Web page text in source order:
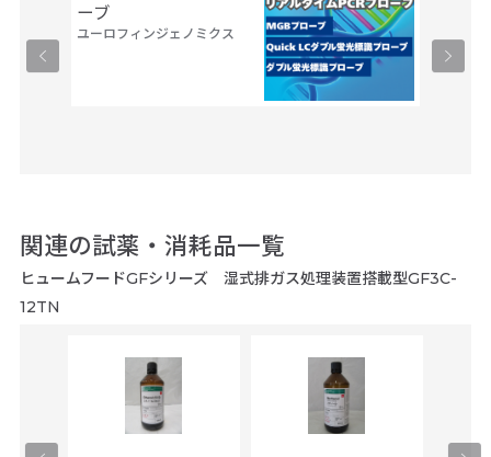
ーブ
ユーロフィンジェノミクス
関連の試薬・消耗品一覧
ヒュームフードGFシリーズ 湿式排ガス処理装置搭載型GF3C-
12TN